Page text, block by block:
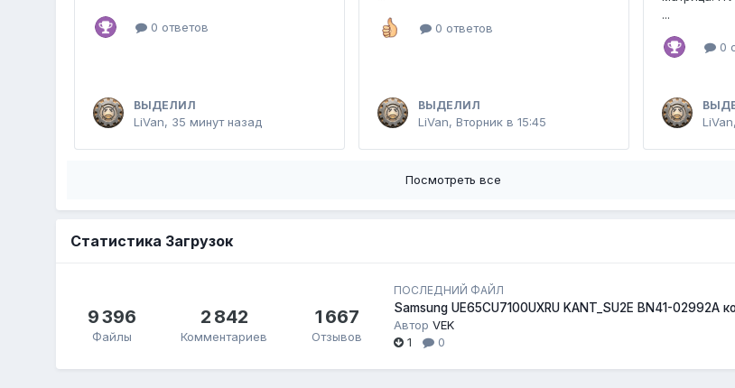
0 ответов
ВЫДЕЛИЛ
LiVan, 35 минут назад
0 ответов
ВЫДЕЛИЛ
LiVan,Вторник в 15:45
...
0
LiVan,
Посмотреть все
Статистика Загрузок
9 396
Файлы
2 842
Комментариев
1 667
Отзывов
ПОСЛЕДНИЙ ФАЙЛ
Samsung UE65CU7100UXRU KANT_SU2E BN41-02992A
АвторVEK
1
0